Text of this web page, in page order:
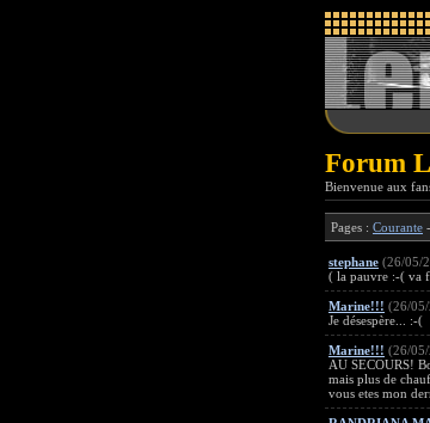
Forum
Bienvenue aux
Pages : Courante -
stephane (26/05/
( la pauvre :-( va
Marine!!! (26/
Je désespère... :-(
Marine!!! (26/
AU SECOURS!
mais plus de
vous etes mon